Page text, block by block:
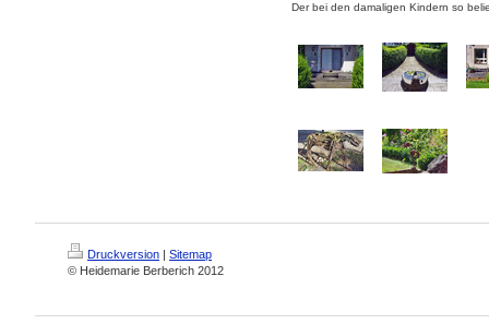
Der bei den damaligen Kindern so
Druckversion | Sitemap
© Heidemarie Berberich 2012